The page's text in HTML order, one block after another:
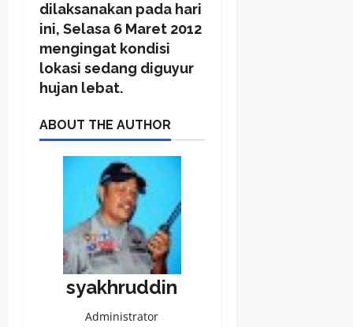
dilaksanakan pada hari
ini, Selasa 6 Maret 2012
mengingat kondisi
lokasi sedang diguyur
hujan lebat.
ABOUT THE AUTHOR
syakhruddin
Administrator